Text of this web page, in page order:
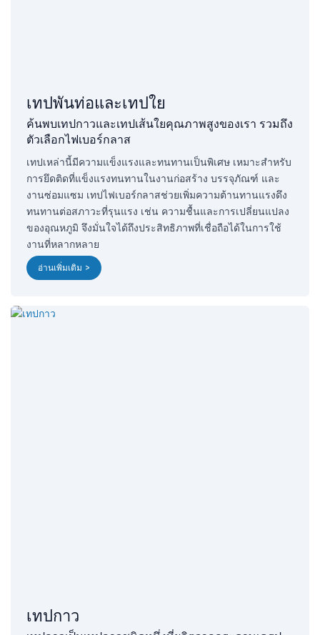
เทปพันท่อและเทปใย
ค้นพบเทปกาวและเทปเส้นใยคุณภาพสูงของเรา รวมถึง
ตัวเลือกไฟเบอร์กลาส
เทปเหล่านี้มีความแข็งแรงและทนทานเป็นพิเศษ เหมาะสำหรับ
การยึดติดที่แข็งแรงทนทานในงานก่อสร้าง บรรจุภัณฑ์ และ
งานซ่อมแซม เทปไฟเบอร์กลาสช่วยเพิ่มความต้านทานแรงดึง
ทนทานต่อสภาวะที่รุนแรง เช่น ความชื้นและการเปลี่ยนแปลง
ของอุณหภูมิ จึงมั่นใจได้ถึงประสิทธิภาพที่เชื่อถือได้ในการใช้
งานที่หลากหลาย
อ่านเพิ่มเติม >
เทปกาว